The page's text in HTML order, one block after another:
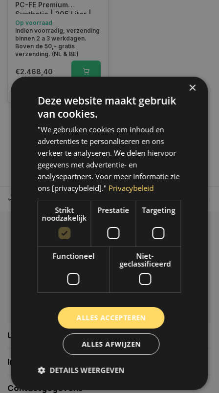
PC-FE Premium
Synthetic | 205 Liter |
05205PC-FE
Op voorraad
Indien voorradig, verzending
binnen 2 a 3 werkdagen.
Boven de 50,- gratis
verzending. (NL & BE)
€2.468,40
1
Tot 30 dagen retour sturen. Op werkdagen voor 14.00 uur
Klantenservice
Veelgestelde vragen
06-39119169
info@autoklusser.nl
Usefull links
Informatie
Contactgegevens
×
Deze website maakt gebruik
van cookies.
"We gebruiken cookies om inhoud en
advertenties te personaliseren en ons
verkeer te analyseren. We delen hiervoor
gegevens met advertentie- en
analysepartners. Voor meer informatie zie
ons [privacybeleid]." Privacybeleid
Strikt
noodzakelijk
Prestatie Targeting
Functioneel
Niet-
geclassificeerd
ALLES ACCEPTEREN
ALLES AFWIJZEN
DETAILS WEERGEVEN